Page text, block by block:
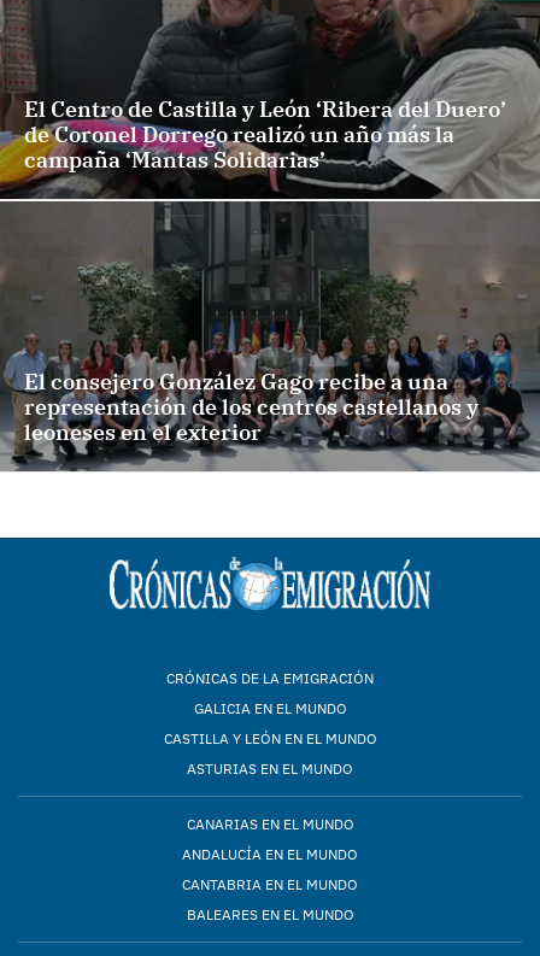
El Centro de Castilla y León ‘Ribera del Duero’
de Coronel Dorrego realizó un año más la
campaña ‘Mantas Solidarias’
El consejero González Gago recibe a una
representación de los centros castellanos y
leoneses en el exterior
CRÓNICAS DE LA EMIGRACIÓN
GALICIA EN EL MUNDO
CASTILLA Y LEÓN EN EL MUNDO
ASTURIAS EN EL MUNDO
CANARIAS EN EL MUNDO
ANDALUCÍA EN EL MUNDO
CANTABRIA EN EL MUNDO
BALEARES EN EL MUNDO